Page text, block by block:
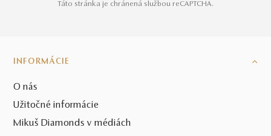
Táto stránka je chránená službou reCAPTCHA.
INFORMÁCIE
O nás
Užitočné informácie
Mikuš Diamonds v médiách